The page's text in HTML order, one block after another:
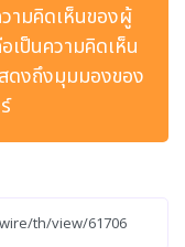
ของศูนย์กลางควา
รัฐอาหรับเอมิเรตส์
นึ่งของการย้ายถิ่นฐ
ลให้ผู้พำนักที่มีความ
ศเริ่มเข้าสู่การวางแ
ระเด็นสำคัญในราย
ามคิดเห็นของผู้
เป็นความคิดเห็น
ดงถึงมุมมองของ